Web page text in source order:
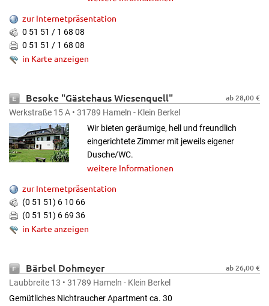
zur Internetpräsentation
0 51 51 / 1 68 08
0 51 51 / 1 68 08
in Karte anzeigen
Besoke "Gästehaus Wiesenquell" ab 28,00 €
Werkstraße 15 A • 31789 Hameln - Klein Berkel
Wir bieten geräumige, hell und freundlich
eingerichtete Zimmer mit jeweils eigener
Dusche/WC.
weitere Informationen
zur Internetpräsentation
(0 51 51) 6 10 66
(0 51 51) 6 69 36
in Karte anzeigen
Bärbel Dohmeyer ab 26,00 €
Laubbreite 13 • 31789 Hameln - Klein Berkel
Gemütliches Nichtraucher Apartment ca. 30